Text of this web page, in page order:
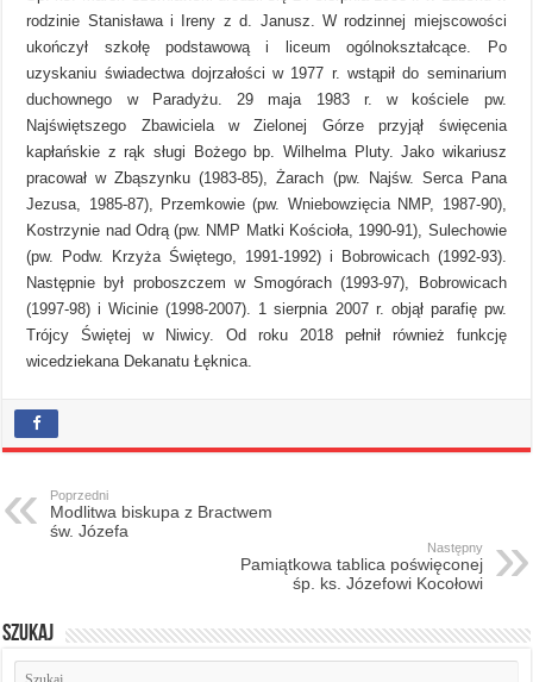
rodzinie Stanisława i Ireny z d. Janusz. W rodzinnej miejscowości
ukończył szkołę podstawową i liceum ogólnokształcące. Po
uzyskaniu świadectwa dojrzałości w 1977 r. wstąpił do seminarium
duchownego w Paradyżu. 29 maja 1983 r. w kościele pw.
Najświętszego Zbawiciela w Zielonej Górze przyjął święcenia
kapłańskie z rąk sługi Bożego bp. Wilhelma Pluty. Jako wikariusz
pracował w Zbąszynku (1983-85), Żarach (pw. Najśw. Serca Pana
Jezusa, 1985-87), Przemkowie (pw. Wniebowzięcia NMP, 1987-90),
Kostrzynie nad Odrą (pw. NMP Matki Kościoła, 1990-91), Sulechowie
(pw. Podw. Krzyża Świętego, 1991-1992) i Bobrowicach (1992-93).
Następnie był proboszczem w Smogórach (1993-97), Bobrowicach
(1997-98) i Wicinie (1998-2007). 1 sierpnia 2007 r. objął parafię pw.
Trójcy Świętej w Niwicy. Od roku 2018 pełnił również funkcję
wicedziekana Dekanatu Łęknica.
Poprzedni
Modlitwa biskupa z Bractwem
św. Józefa
Następny
Pamiątkowa tablica poświęconej
śp. ks. Józefowi Kocołowi
Szukaj